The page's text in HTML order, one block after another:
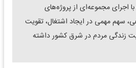
اجرای مجموعه‌ای از پروژه‌های
سهم مهمی در ایجاد اشتغال، تقویت
زندگی مردم در شرق کشور داشته